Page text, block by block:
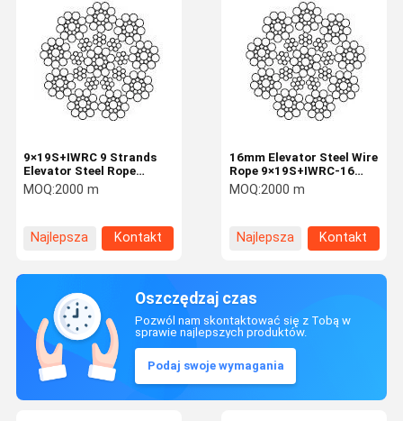
9×19S+IWRC 9 Strands
Elevator Steel Rope
Elevator Industry 19mm
MOQ:2000 m
Najlepsza
Kontakt
16mm Elevator Steel Wire
Rope 9×19S+IWRC-16
Traction Rope
Mechanical
MOQ:2000 m
Najlepsza
Kontakt
Oszczędzaj czas
Pozwól nam skontaktować się z Tobą w
sprawie najlepszych produktów.
Podaj swoje wymagania